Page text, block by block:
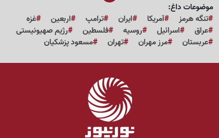
موضوعات داغ:
تنگه هرمز
آمریکا ایران ترامپ اربعین
غزه
عراق
اسرائیل روسیه فلسطین
رژیم صهیونیستی
عربستان
مرز مهران تهران مسعود پزشکیان